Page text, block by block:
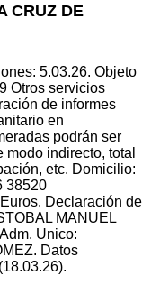
CRUZ DE
5.03.26. Objeto
Otros servicios
de informes
en
podrán ser
indirecto, total
etc. Domicilio:
38520
Declaración de
MANUEL
Unico:
Datos